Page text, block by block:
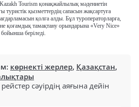
Tourism қонақжайлылық мәдениетін
туристік қызметтердің сапасын жақсартуға
қолға алды. Бұл туроператорларға,
қоғамдық тамақтану орындарына «Very Nice»
беріледі.
көрнекті жерлер, Қазақстан,
сәуірдің аяғына дейін